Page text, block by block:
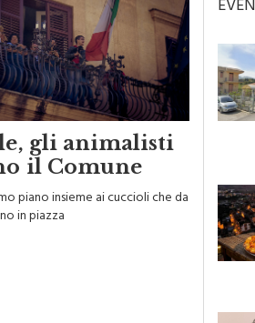
gli animalisti
il Comune
piano insieme ai cuccioli che da
in piazza